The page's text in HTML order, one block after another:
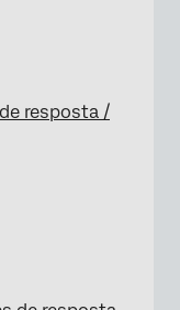
resposta /